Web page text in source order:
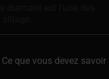
que vous devez savoir